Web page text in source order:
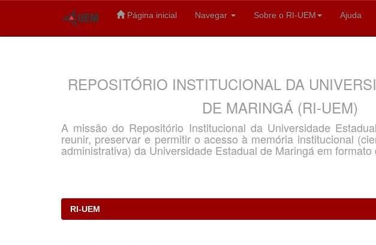
Página inicial Navegar Sobre o RI-UEM Ajuda
REPOSITÓRIO INSTITUCIONAL DA
DE MARINGÁ (RI-UEM)
A missão do Repositório Institucional da Universidade
reunir, preservar e permitir o acesso à memória institucional
administrativa) da Universidade Estadual de Maringá em formato
RI-UEM